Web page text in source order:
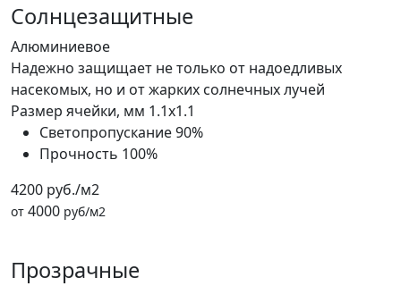
Солнцезащитные
Алюминиевое
Надежно защищает не только от надоедливых
насекомых, но и от жарких солнечных лучей
Размер ячейки, мм 1.1x1.1
Светопропускание90%
Прочность 100%
4200 руб./м2
от 4000 руб/м2
Прозрачные